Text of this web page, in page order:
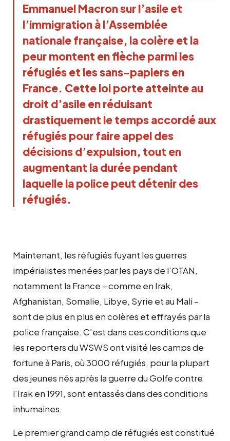
Emmanuel Macron sur l’asile et
l’immigration à l’Assemblée
nationale française, la colère et la
peur montent en flèche parmi les
réfugiés et les sans-papiers en
France. Cette loi porte atteinte au
droit d’asile en réduisant
drastiquement le temps accordé aux
réfugiés pour faire appel des
décisions d’expulsion, tout en
augmentant la durée pendant
laquelle la police peut détenir des
réfugiés.
Maintenant, les réfugiés fuyant les guerres
impérialistes menées par les pays de l’OTAN,
notamment la France – comme en Irak,
Afghanistan, Somalie, Libye, Syrie et au Mali –
sont de plus en plus en colères et effrayés par la
police française. C’est dans ces conditions que
les reporters du WSWS ont visité les camps de
fortune à Paris, où 3000 réfugiés, pour la plupart
des jeunes nés après la guerre du Golfe contre
l’Irak en 1991, sont entassés dans des conditions
inhumaines.
Le premier grand camp de réfugiés est constitué